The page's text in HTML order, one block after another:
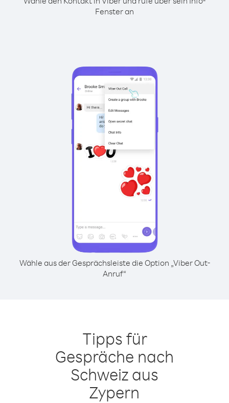
Fenster an
Wähle aus der Gesprächsleiste die Option „Viber Out-
Anruf“
Tipps für
Gespräche nach
Schweiz aus
Zypern